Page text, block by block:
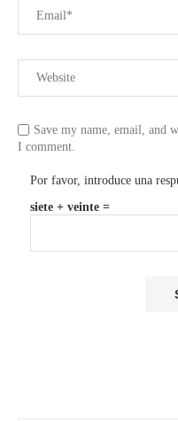
Save my name, email, and
I comment.
Por favor, introduce una
siete + veinte =